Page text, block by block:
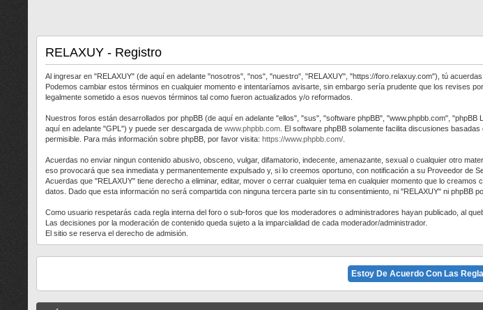
RELAXUY - Registro
Al ingresar en "RELAXUY" (de aquí en adelante "nosotros", "nos", "nuestro", "RELAXUY", "https://foro.relaxuy.com"), tú
Podemos cambiar estos términos en cualquier momento e intentaríamos avisarte, sin embargo sería prudente que los revises
legalmente sometido a esos nuevos términos tal como fueron actualizados y/o reformados.
Nuestros foros están desarrollados por phpBB (de aquí en adelante "ellos", "sus", "software phpBB", "www.phpbb.com", "phpBB
aquí en adelante "GPL") y puede ser descargada de www.phpbb.com . El software phpBB solamente facilita discusiones
permisible. Para más información sobre phpBB, por favor visita: https://www.phpbb.com/
Acuerdas no enviar ningun contenido abusivo, obsceno, vulgar, difamatorio, indecente, amenazante, sexual o cualquier otro
eso provocará que sea inmediata y permanentemente expulsado y, si lo creemos oportuno, con notificación a su Proveedor
Acuerdas que "RELAXUY" tiene derecho a eliminar, editar, mover o cerrar cualquier tema en cualquier momento que lo
datos. Dado que esta información no será compartida con ninguna tercera parte sin tu consentimiento, ni "RELAXUY" ni
Como usuario respetarás cada regla interna del foro o sub-foros que los moderadores o administradores hayan publicado, al
Las decisiones por la moderación de contenido queda sujeto a la imparcialidad de cada moderador/administrador.
El sitio se reserva el derecho de admisión.